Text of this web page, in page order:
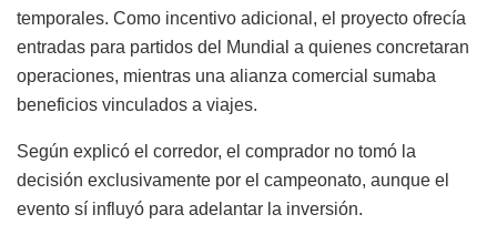
temporales. Como incentivo adicional, el proyecto ofrecía
entradas para partidos del Mundial a quienes concretaran
operaciones, mientras una alianza comercial sumaba
beneficios vinculados a viajes.
Según explicó el corredor, el comprador no tomó la
decisión exclusivamente por el campeonato, aunque el
evento sí influyó para adelantar la inversión.